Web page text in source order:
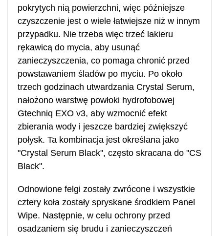
pokrytych nią powierzchni, więc późniejsze
czyszczenie jest o wiele łatwiejsze niż w innym
przypadku. Nie trzeba więc trzeć lakieru
rękawicą do mycia, aby usunąć
zanieczyszczenia, co pomaga chronić przed
powstawaniem śladów po myciu. Po około
trzech godzinach utwardzania Crystal Serum,
nałożono warstwę powłoki hydrofobowej
Gtechniq EXO v3, aby wzmocnić efekt
zbierania wody i jeszcze bardziej zwiększyć
połysk. Ta kombinacja jest określana jako
"Crystal Serum Black", często skracana do "CS
Black".
Odnowione felgi zostały zwrócone i wszystkie
cztery koła zostały spryskane środkiem Panel
Wipe. Następnie, w celu ochrony przed
osadzaniem się brudu i zanieczyszczeń